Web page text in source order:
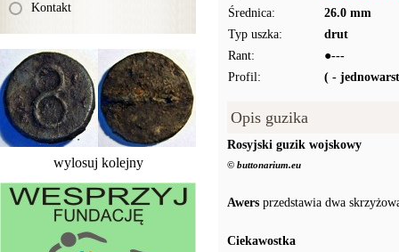
Kontakt
wylosuj kolejny
Średnica:
26.0 mm
Typ uszka:
drut
Rant:
●---
Profil:
( -
Opis guzika
Rosyjski guzik wojskowy
© buttonarium.eu
Awers przedstawia dwa
Ciekawostka